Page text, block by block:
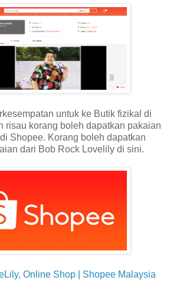
untuk ke Butik fizikal di
risau korang boleh dapatkan pakaian
Shopee. Korang boleh dapatkan
dari Bob Rock Lovelily di sini.
Online Shop | Shopee Malaysia